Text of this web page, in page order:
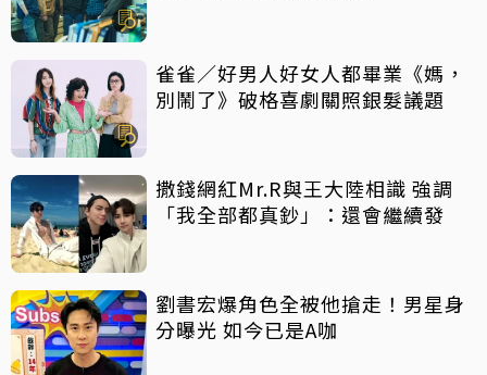
雀雀／好男人好女人都畢業《媽，
別鬧了》破格喜劇關照銀髮議題
撒錢網紅Mr.R與王大陸相識 強調
「我全部都真鈔」：還會繼續發
劉書宏爆角色全被他搶走！男星身
分曝光 如今已是A咖